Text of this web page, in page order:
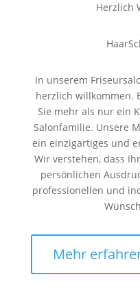
Herzlich
In unserem
herzlich willkommen.
Sie mehr als nur ein
Salonfamilie. Unsere
ein einzigartiges und
Wir verstehen, dass
persönlichen
professionellen und
Mehr